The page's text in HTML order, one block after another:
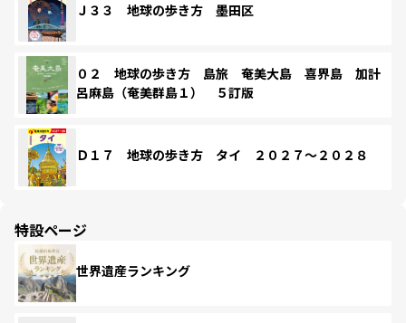
Ｊ３３ 地球の歩き方 墨田区
０２ 地球の歩き方 島旅 奄美大島 喜界島 加計
呂麻島（奄美群島１） ５訂版
Ｄ１７ 地球の歩き方 タイ ２０２７～２０２８
特設ページ
世界遺産ランキング